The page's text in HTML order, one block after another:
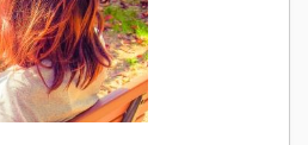
ンデーションを探してい
ました。 コスメバラ ...
みを飛ばす効果のあるパ
ールラベンダーです。
30歳の会社員です。肌質
はインナードライ肌で
す。 キャンメイクの商品